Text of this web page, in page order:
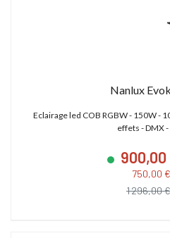
Nanlux
Eclairage led COB RGBW - 150W -
effets - DMX
900,00
750,00
1 296,00